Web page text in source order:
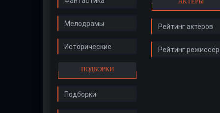
Мелодрамы
Исторические
ПОДБОРКИ
Подборки
Рейтинг актёров
Рейтинг